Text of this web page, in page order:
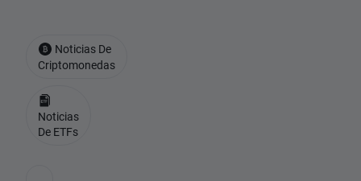
Noticias De
Criptomonedas
Noticias
De ETFs